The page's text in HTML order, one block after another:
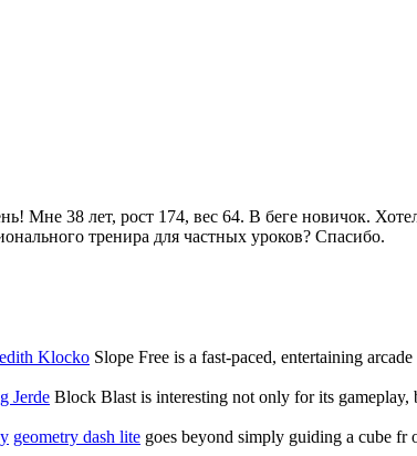
Мне 38 лет, рост 174, вес 64. В беге новичок.
тренира для частных уроков? Спасибо.
Klocko Slope Free is a fast-paced, entertaining
Jerde Block Blast is interesting not only for its
geometry dash lite goes beyond simply guiding a cube fr